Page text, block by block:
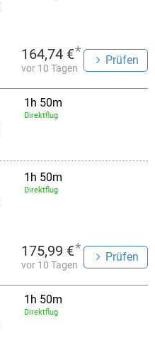
164,74 €*
vor 10 Tagen
Prüfen
1h 50m
Direktflug
1h 50m
Direktflug
175,99 €*
vor 10 Tagen
Prüfen
1h 50m
Direktflug